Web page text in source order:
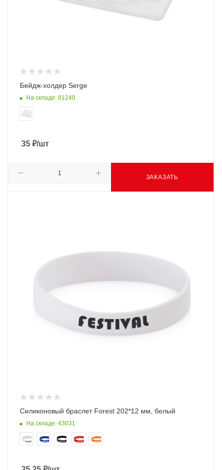
Бейдж-холдер Serge
На складе: 81240
35 ₽/шт
ЗАКАЗАТЬ
Силиконовый браслет Forest 202*12 мм, белый
На складе: 43031